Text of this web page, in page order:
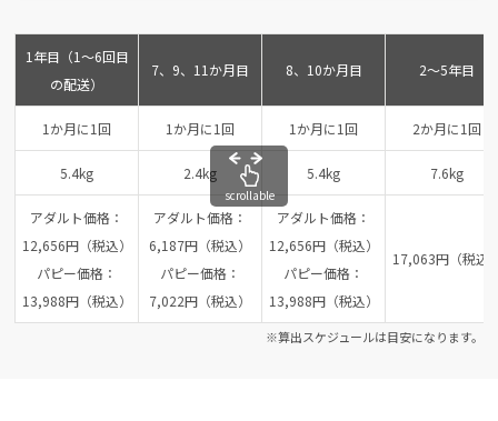
1年目（1～6回目
の配送）
7、9、11か月目 8、10か月目 2～5年目
1か月に1回 1か月に1回 1か月に1回 2か月に1回
5.4kg 2.4kg 5.4kg 7.6kg
アダルト価格：
12,656円（税込）
パピー価格：
13,988円（税込）
アダルト価格：
6,187円（税込）
パピー価格：
7,022円（税込）
アダルト価格：
12,656円（税込）
パピー価格：
13,988円（税込）
17,063円（税込
scrollable
※算出スケジュールは目安になります。